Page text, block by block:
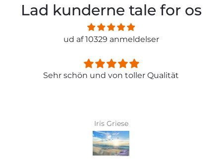
Lad kunderne tale for os
ud af 10329 anmeldelser
Sehr schön und von toller Qualität
Iris Griese